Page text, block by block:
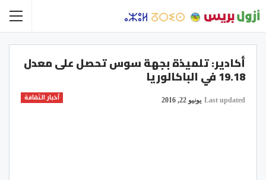
أكادير: تلميذة بجهة سوس تحصل على معدل
19.18 في الباكالوريا
أخبار الثقافة Last updated يونيو 22, 2016